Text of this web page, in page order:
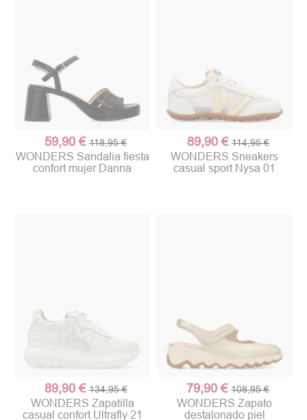
59,90 € 118,95 €
WONDERS Sandalia fiesta
confort mujer Danna
89,90 € 114,95 €
WONDERS Sneakers
casual sport Nysa 01
89,90 € 134,95 €
WONDERS Zapatilla
casual confort Ultrafly 21
79,90 € 108,95 €
WONDERS Zapato
destalonado piel